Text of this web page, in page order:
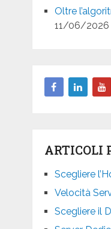
Oltre
11/06/2026
ARTICOLI
Scegliere
Velocità
Scegliere il